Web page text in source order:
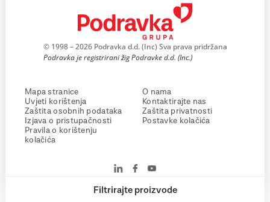
Filtrirajte proizvode
© 1998 – 2026 Podravka d.d. (Inc) Sva prava pridržana
Podravka je registrirani žig Podravke d.d. (Inc.)
Mapa stranice
Uvjeti korištenja
Zaštita osobnih podataka
Izjava o pristupačnosti
Pravila o korištenju
kolačića
O nama
Kontaktirajte nas
Zaštita privatnosti
Postavke kolačića